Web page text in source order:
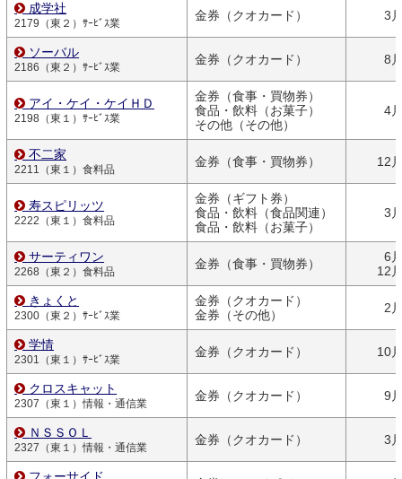
成学社
2179（東２）ｻｰﾋﾞｽ業
金券（クオカード） 3
ソーバル
2186（東２）ｻｰﾋﾞｽ業
金券（クオカード） 8
アイ・ケイ・ケイＨＤ
2198（東１）ｻｰﾋﾞｽ業
金券（食事・買物券）
食品・飲料（お菓子）
その他（その他）
4
不二家
2211（東１）食料品
金券（食事・買物券） 12
寿スピリッツ
2222（東１）食料品
金券（ギフト券）
食品・飲料（食品関連）
食品・飲料（お菓子）
3
サーティワン
2268（東２）食料品
金券（食事・買物券）
6
12
きょくと
2300（東２）ｻｰﾋﾞｽ業
金券（クオカード）
金券（その他）
2
学情
2301（東１）ｻｰﾋﾞｽ業
金券（クオカード） 10
クロスキャット
2307（東１）情報・通信業
金券（クオカード） 9
ＮＳＳＯＬ
2327（東１）情報・通信業
金券（クオカード） 3